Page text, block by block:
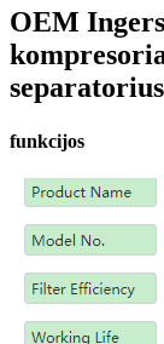
OEM
separatorius
funkcijos